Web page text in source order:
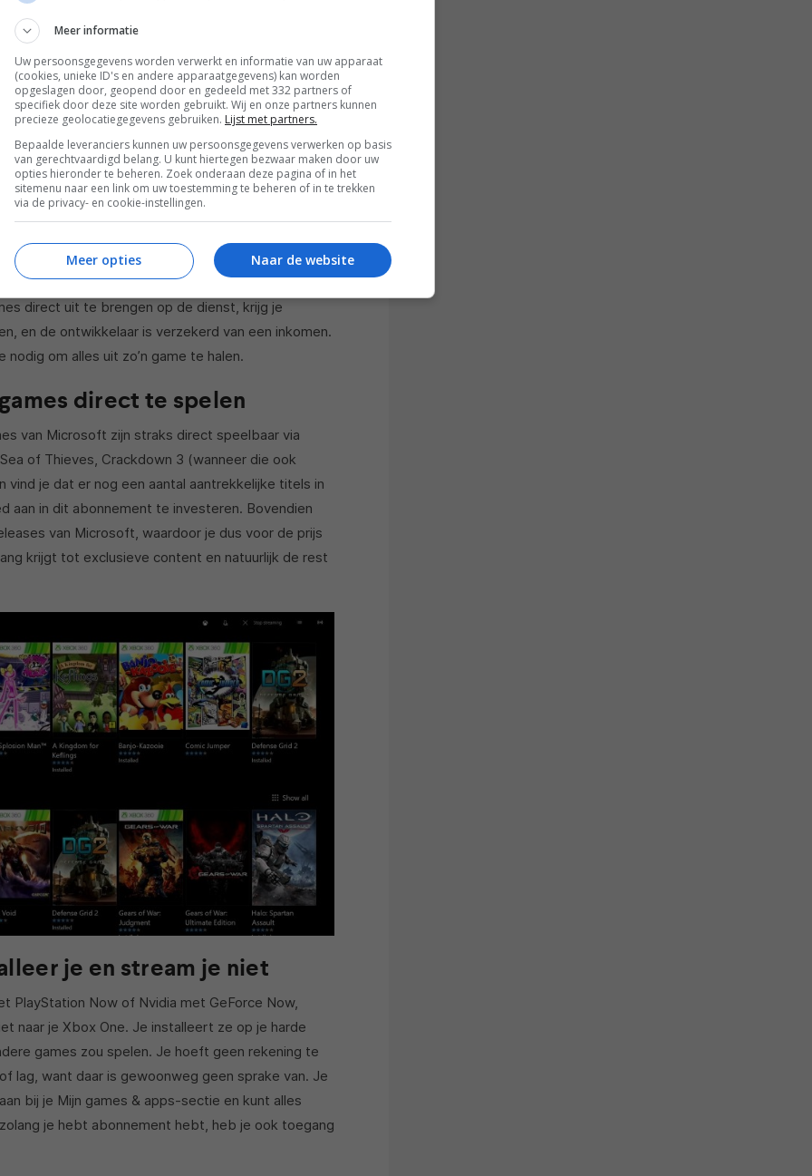
middels Xbox Game Pass krijg je toegang tot
meer. Je hoeft ze natuurlijk niet allemaal
dus kun je ze stuk voor stuk uitspelen en aan de
weinig schijfruimte hebt). In de catalogus staan
360 en de Xbox One, waardoor je voorlopig
worden er enkele maand nieuwe games
En het is meer een voordeel dat wellicht
Singleplayergames maken kost een hoop geld
free-to-play spellen engames als
direct uit te brengen op de dienst, krijg je
en de ontwikkelaar is verzekerd van een inkomen.
om alles uit zo’n game te halen.
direct te spelen
van Microsoft zijn straks direct speelbaar via
of Thieves, Crackdown 3 (wanneer die ook
je dat er nog een aantal aantrekkelijke titels in
aan in dit abonnement te investeren. Bovendien
van Microsoft, waardoor je dus voor de prijs
krijgt tot exclusieve content en natuurlijk de rest
je en stream je niet
PlayStation Now of Nvidia met GeForce Now,
naar je Xbox One. Je installeert ze op je harde
games zou spelen. Je hoeft geen rekening te
lag, want daar is gewoonweg geen sprake van. Je
bij je Mijn games & apps-sectie en kunt alles
je hebt abonnement hebt, heb je ook toegang
Meer informatie
Uw persoonsgegevens worden verwerkt en informatie van uw apparaat
(cookies, unieke ID's en andere apparaatgegevens) kan worden
opgeslagen door, geopend door en gedeeld met 332 partners of
specifiek door deze site worden gebruikt. Wij en onze partners kunnen
precieze geolocatiegegevens gebruiken. Lijst met partners.
Bepaalde leveranciers kunnen uw persoonsgegevens verwerken op basis
van gerechtvaardigd belang. U kunt hiertegen bezwaar maken door uw
opties hieronder te beheren. Zoek onderaan deze pagina of in het
sitemenu naar een link om uw toestemming te beheren of in te trekken
via de privacy- en cookie-instellingen.
Naar de website
Meer opties